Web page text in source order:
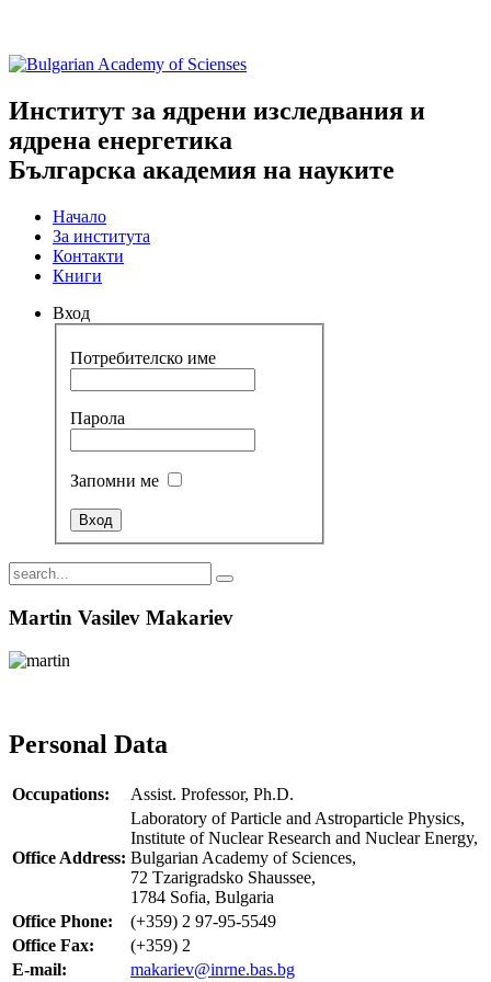
Институт за ядрени изследвания и
ядрена енергетика
Българска академия на науките
Начало
За института
Контакти
Книги
Вход
Потребителско име
Парола
Запомни ме
Martin Vasilev Makariev
Personal Data
Occupations: Assist. Professor, Ph.D.
Office Address:
Laboratory of Particle and Astroparticle Physics,
Institute of Nuclear Research and Nuclear Energy,
Bulgarian Academy of Sciences,
72 Tzarigradsko Shaussee,
1784 Sofia, Bulgaria
Office Phone:
(+359) 2 97-95-5549
Office Fax:
(+359) 2
E-mail:
makariev@inrne.bas.bg